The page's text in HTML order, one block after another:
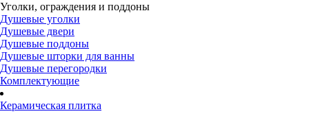
Уголки, ограждения и поддоны
Душевые уголки
Душевые двери
Душевые поддоны
Душевые шторки для ванны
Душевые перегородки
Комплектующие
Керамическая плитка